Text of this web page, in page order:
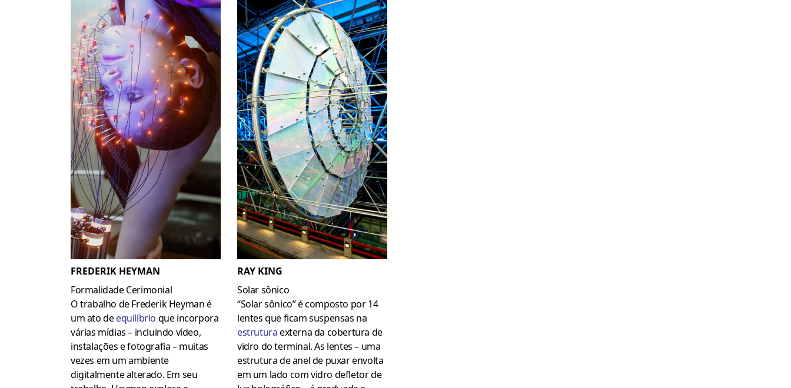
FREDERIK HEYMAN
Formalidade Cerimonial
O trabalho de Frederik Heyman é
um ato deequilíbrio que incorpora
várias mídias – incluindo vídeo,
instalações e fotografia – muitas
vezes em um ambiente
digitalmente alterado. Em seu
RAY KING
Solar sônico
“Solar sônico” é composto por 14
lentes que ficam suspensas na
estruturaexterna da cobertura de
vidro do terminal. As lentes – uma
estrutura de anel de puxar envolta
em um lado com vidro defletor de